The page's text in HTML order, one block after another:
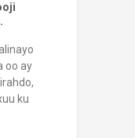
oo ay
ku